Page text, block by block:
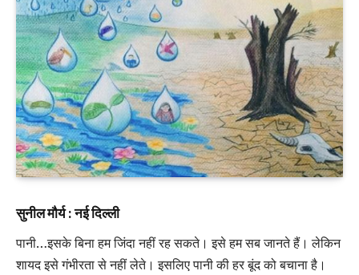
सुनील मौर्य : नई दिल्ली
पानी…इसके बिना हम जिंदा नहीं रह सकते। इसे हम सब जानते हैं। लेकिन
शायद इसे गंभीरता से नहीं लेते। इसलिए पानी की हर बूंद को बचाना है।